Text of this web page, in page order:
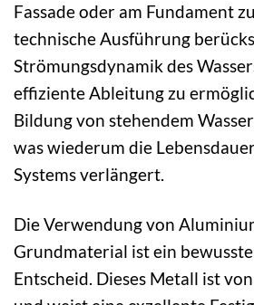
Fassade oder am Fundament
technische Ausführung
Strömungsdynamik des
effiziente Ableitung zu
Bildung von stehendem
was wiederum die
Systems verlängert.
Die Verwendung von
Grundmaterial ist ein
Entscheid. Dieses Metall ist